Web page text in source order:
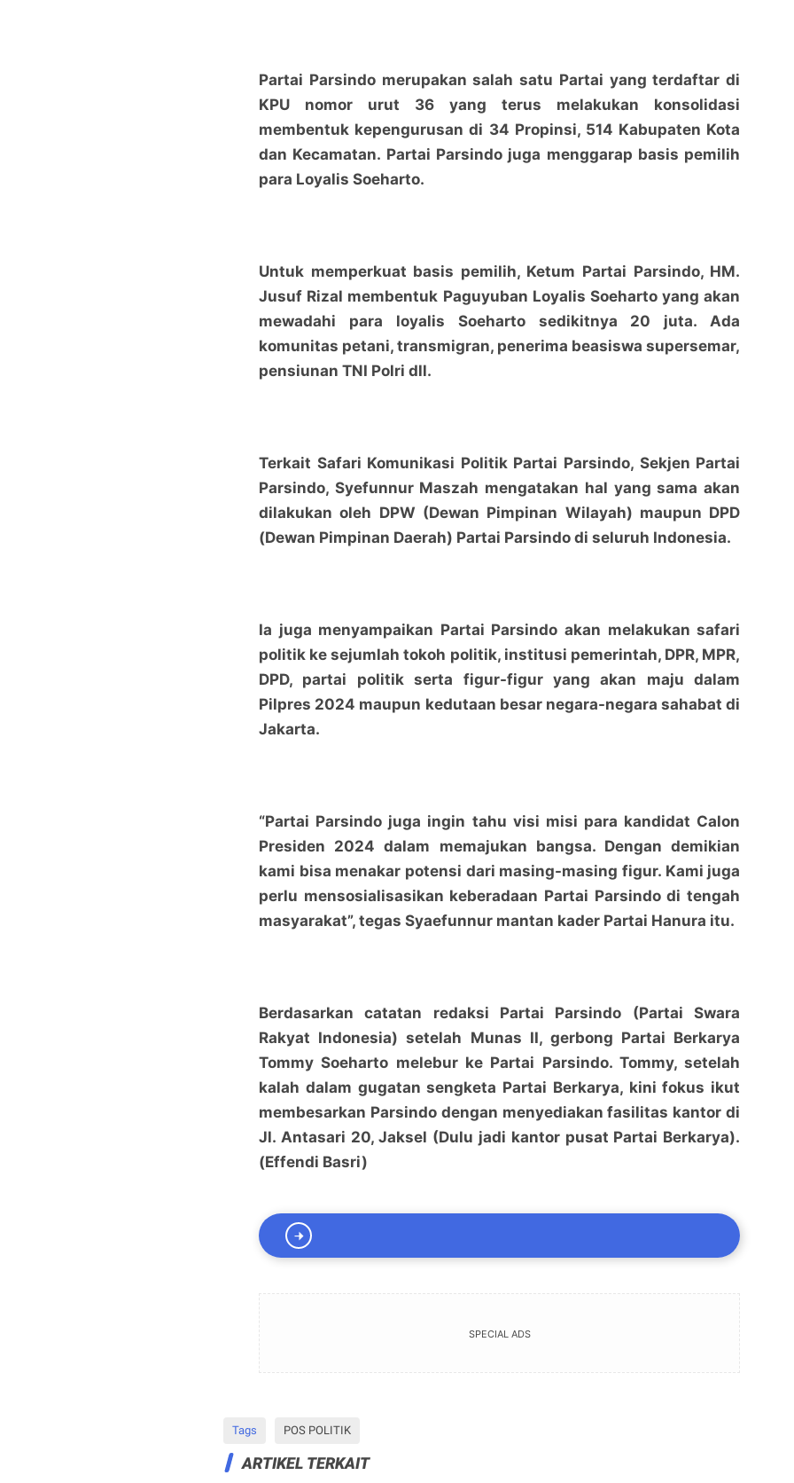
PARSINDO ke KPU Pusat Bersafari Komunikasi
Partai Parsindo merupakan salah satu Partai yang terdaftar di
KPU nomor urut 36 yang terus melakukan konsolidasi
membentuk kepengurusan di 34 Propinsi, 514 Kabupaten Kota
dan Kecamatan. Partai Parsindo juga menggarap basis pemilih
para Loyalis Soeharto.
Untuk memperkuat basis pemilih, Ketum Partai Parsindo, HM.
Jusuf Rizal membentuk Paguyuban Loyalis Soeharto yang akan
mewadahi para loyalis Soeharto sedikitnya 20 juta. Ada
komunitas petani, transmigran, penerima beasiswa supersemar,
pensiunan TNI Polri dll.
Terkait Safari Komunikasi Politik Partai Parsindo, Sekjen Partai
Parsindo, Syefunnur Maszah mengatakan hal yang sama akan
dilakukan oleh DPW (Dewan Pimpinan Wilayah) maupun DPD
(Dewan Pimpinan Daerah) Partai Parsindo di seluruh Indonesia.
Ia juga menyampaikan Partai Parsindo akan melakukan safari
politik ke sejumlah tokoh politik, institusi pemerintah, DPR, MPR,
DPD, partai politik serta figur-figur yang akan maju dalam
Pilpres 2024 maupun kedutaan besar negara-negara sahabat di
Jakarta.
“Partai Parsindo juga ingin tahu visi misi para kandidat Calon
Presiden 2024 dalam memajukan bangsa. Dengan demikian
kami bisa menakar potensi dari masing-masing figur. Kami juga
perlu mensosialisasikan keberadaan Partai Parsindo di tengah
masyarakat”, tegas Syaefunnur mantan kader Partai Hanura itu.
Berdasarkan catatan redaksi Partai Parsindo (Partai Swara
Rakyat Indonesia) setelah Munas II, gerbong Partai Berkarya
Tommy Soeharto melebur ke Partai Parsindo. Tommy, setelah
kalah dalam gugatan sengketa Partai Berkarya, kini fokus ikut
membesarkan Parsindo dengan menyediakan fasilitas kantor di
Jl. Antasari 20, Jaksel (Dulu jadi kantor pusat Partai Berkarya).
(Effendi Basri)
SPECIAL ADS
Tags POS POLITIK
PARSINDO ke KPU Pusat Bersafari Komunikasi
ARTIKEL TERKAIT